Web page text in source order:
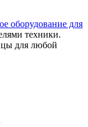
оборудование для
техники.
для любой